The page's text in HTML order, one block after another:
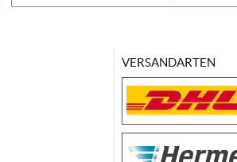
VERSANDARTEN